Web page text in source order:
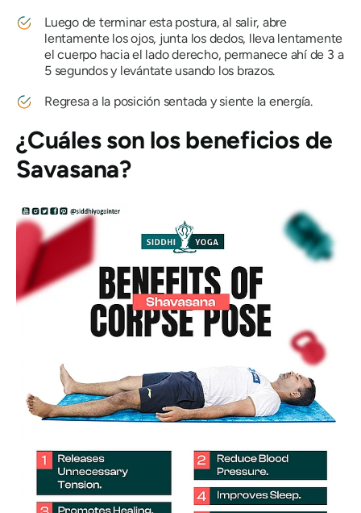
Luego de terminar esta postura, al salir, abre
lentamente los ojos, junta los dedos, lleva lentamente
el cuerpo hacia el lado derecho, permanece ahí de 3 a
5 segundos y levántate usando los brazos.
Regresa a la posición sentada y siente la energía.
¿Cuáles son los beneficios de
Savasana?